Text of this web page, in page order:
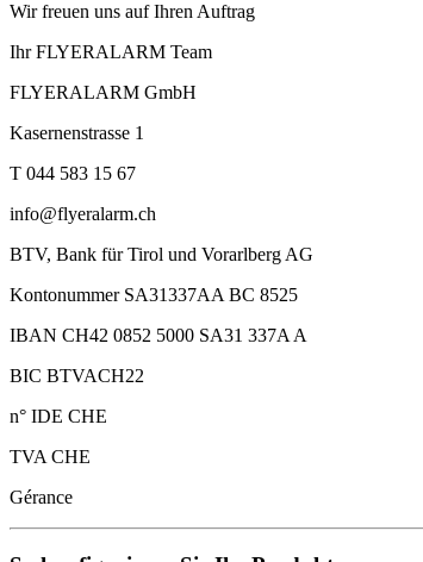
Wir freuen uns auf Ihren Auftrag
Ihr FLYERALARM Team
FLYERALARM GmbH
Kasernenstrasse 1
T 044 583 15 67
info@flyeralarm.ch
BTV, Bank für Tirol und Vorarlberg AG
Kontonummer SA31337AA BC 8525
IBAN CH42 0852 5000 SA31 337A A
BIC BTVACH22
n° IDE CHE
TVA CHE
Gérance